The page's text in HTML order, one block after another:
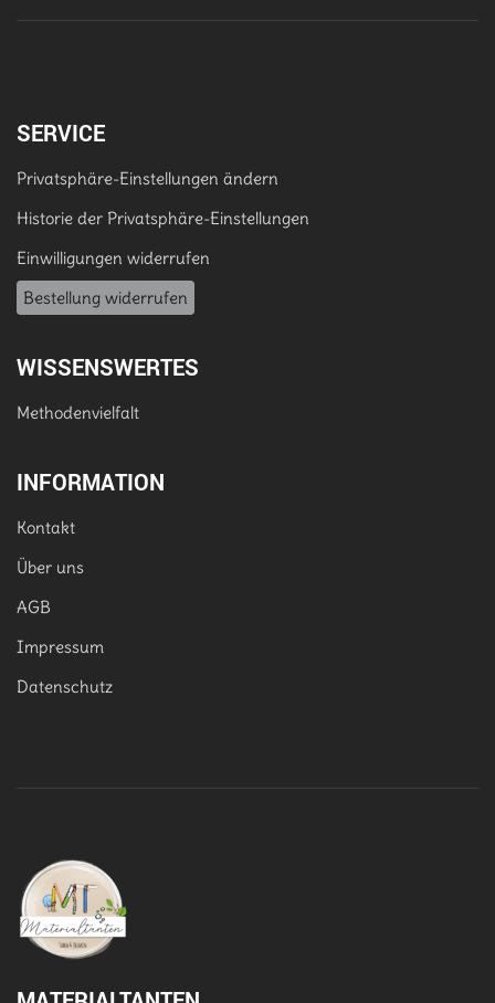
SERVICE
Privatsphäre-Einstellungen ändern
Historie der Privatsphäre-Einstellungen
Einwilligungen widerrufen
Bestellung widerrufen
WISSENSWERTES
Methodenvielfalt
INFORMATION
Kontakt
Über uns
AGB
Impressum
Datenschutz